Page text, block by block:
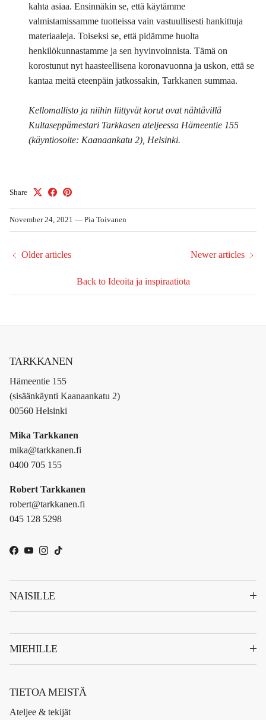
kahta asiaa. Ensinnäkin se, että käytämme
valmistamissamme tuotteissa vain vastuullisesti hankittuja
materiaaleja. Toiseksi se, että pidämme huolta
henkilökunnastamme ja sen hyvinvoinnista. Tämä on
korostunut nyt haasteellisena koronavuonna ja uskon, että se
kantaa meitä eteenpäin jatkossakin, Tarkkanen summaa.
Kellomallisto ja niihin liittyvät korut ovat nähtävillä
Kultaseppämestari Tarkkasen ateljeessa Hämeentie 155
(käyntiosoite: Kaanaankatu 2), Helsinki.
Share
November 24, 2021 — Pia Toivanen
Older articles
Back to Ideoita ja inspiraatiota
Newer articles
TARKKANEN
Hämeentie 155
(sisäänkäynti Kaanaankatu 2)
00560 Helsinki
Mika Tarkkanen
mika@tarkkanen.fi
0400 705 155
Robert Tarkkanen
robert@tarkkanen.fi
045 128 5298
Facebook
YouTube
Instagram
TikTok
NAISILLE
MIEHILLE
TIETOA MEISTÄ
Ateljee & tekijät